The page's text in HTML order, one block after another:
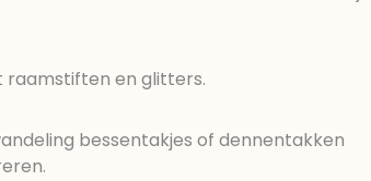
raamstiften en glitters.
bessentakjes of dennentakken